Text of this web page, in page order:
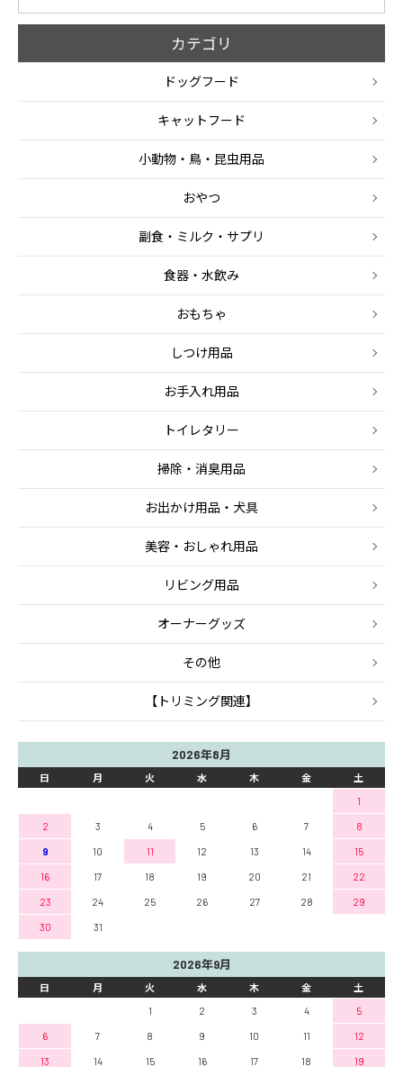
カテゴリ
ドッグフード
キャットフード
小動物・鳥・昆虫用品
おやつ
副食・ミルク・サプリ
食器・水飲み
おもちゃ
しつけ用品
お手入れ用品
トイレタリー
掃除・消臭用品
お出かけ用品・犬具
美容・おしゃれ用品
リビング用品
オーナーグッズ
その他
【トリミング関連】
2026年8月
日 月 火 水 木 金
土
1
2 3 4 5 6 7 8
9 10 11 12 13 14 15
16 17 18 19 20 21 22
23 24 25 26 27 28 29
30 31
2026年9月
日 月 火 水 木 金
土
1
2 3 4 5
6 7 8 9 10 11 12
13 14 15 16 17 18 19